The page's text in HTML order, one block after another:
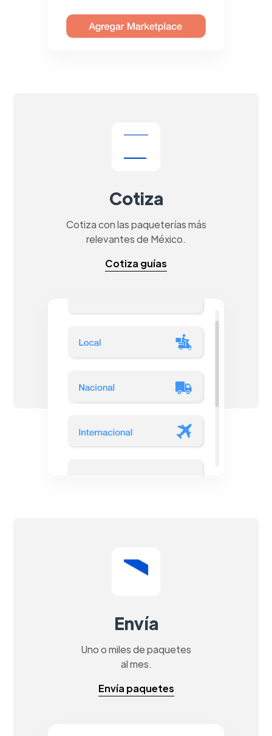
Cotiza
Cotiza con las paqueterías más
relevantes de México.
Cotiza guías
Envía
Uno o miles de paquetes
al mes.
Envía paquetes